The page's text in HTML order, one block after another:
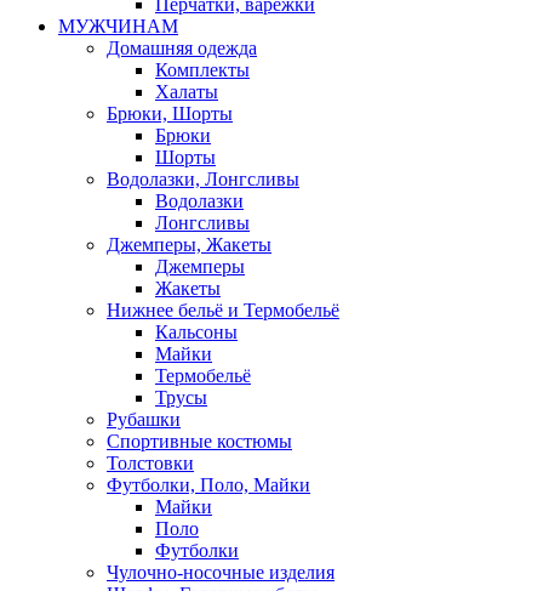
Перчатки, варежки
МУЖЧИНАМ
Домашняя одежда
Комплекты
Халаты
Брюки, Шорты
Брюки
Шорты
Водолазки, Лонгсливы
Водолазки
Лонгсливы
Джемперы, Жакеты
Джемперы
Жакеты
Нижнее бельё и Термобельё
Кальсоны
Майки
Термобельё
Трусы
Рубашки
Спортивные костюмы
Толстовки
Футболки, Поло, Майки
Майки
Поло
Футболки
Чулочно-носочные изделия